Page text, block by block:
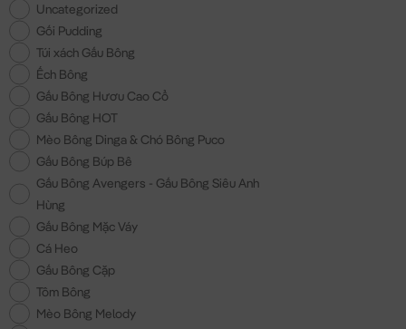
Uncategorized
Gối Pudding
Túi xách Gấu Bông
Ếch Bông
Gấu Bông Hươu Cao Cổ
Gấu Bông HOT
Mèo Bông Dinga & Chó Bông Puco
Gấu Bông Búp Bê
Gấu Bông Avengers - Gấu Bông Siêu Anh
Hùng
Gấu Bông Mặc Váy
Cá Heo
Gấu Bông Cặp
Tôm Bông
Mèo Bông Melody